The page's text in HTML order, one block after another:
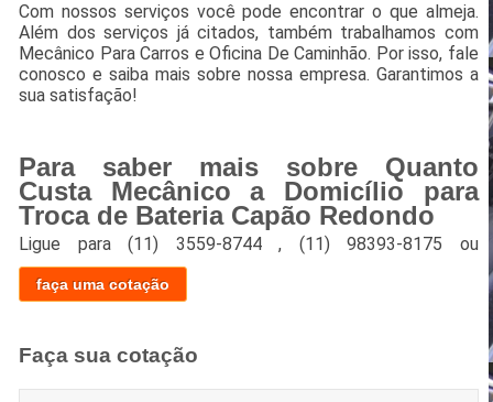
Com nossos serviços você pode encontrar o que almeja.
Além dos serviços já citados, também trabalhamos com
Mecânico Para Carros e Oficina De Caminhão. Por isso, fale
conosco e saiba mais sobre nossa empresa. Garantimos a
sua satisfação!
Para saber mais sobre Quanto
Custa Mecânico a Domicílio para
Troca de Bateria Capão Redondo
Ligue para(11) 3559-8744 , (11) 98393-8175 ou
faça uma cotação
Faça sua cotação